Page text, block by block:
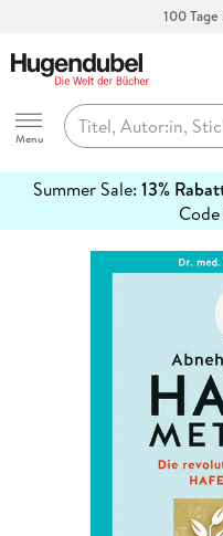
100
Hugendubel
Menu
Summer Sale: 13%
Code
erfahren